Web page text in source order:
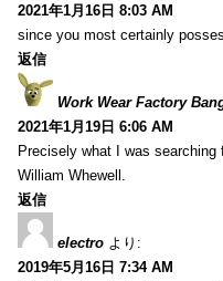
2021年1月16日 8:03 AM
since you most certainly
返信
Work Wear Factory
2021年1月19日 6:06 AM
Precisely what I was
William Whewell.
返信
electro より:
2019年5月16日 7:34 AM